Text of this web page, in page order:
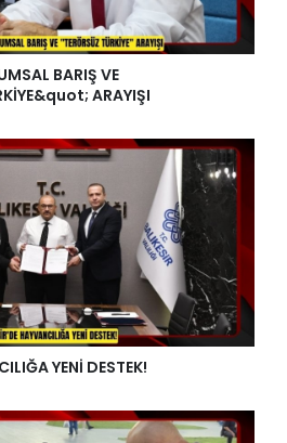
BARIŞ VE
ARAYIŞI
YENİ DESTEK!